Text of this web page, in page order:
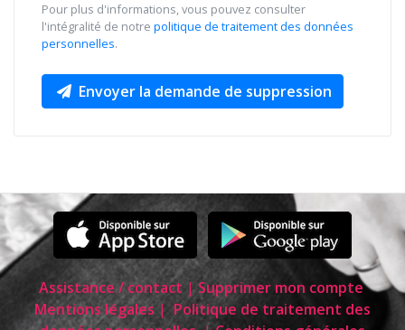
Pour plus d'informations, vous pouvez consulter
l'intégralité de notre politique de traitement des données
personnelles.
Envoyer la demande de suppression
Assistance / contact | Supprimer mon compte
Mentions légales | Politique de traitement des